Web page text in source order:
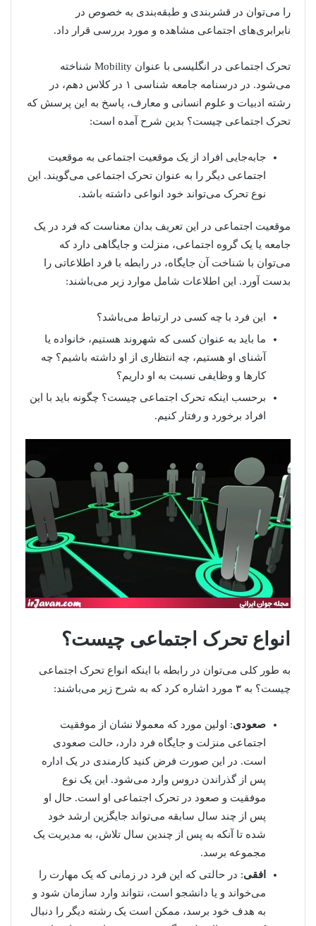
را می‌توان در قشربندی و طبقه‌بندی به خصوص در
نابرابری‌های اجتماعی مشاهده و مورد بررسی قرار داد.
تحرک اجتماعی در انگلیسی با عنوان Mobility شناخته
می‌شود. در درسنامه جامعه شناسی ۱ در کلاس دهم، در
رشته ادبیات و علوم انسانی و معارف، پاسخ به این پرسش که
تحرک اجتماعی چیست؟ بدین شرح آمده است:
جابه‌جایی افراد از یک موقعیت اجتماعی به موقعیت
اجتماعی دیگر را به عنوان تحرک اجتماعی می‌گویند. این
نوع تحرک می‌تواند خود انواعی داشته باشد.
موقعیت اجتماعی در این تعریف بدان معناست که فرد در یک
جامعه یا یک گروه اجتماعی، منزلت و جایگاهی دارد که
می‌توان با شناخت آن جایگاه، در رابطه با فرد اطلاعاتی را
بدست آورد. این اطلاعات شامل موارد زیر می‌باشند:
این فرد با چه کسی در ارتباط می‌باشد؟
ما باید به عنوان کسی که شهروند هستیم، خانواده یا
آشنای او هستیم، چه انتظاری از او داشته باشیم؟ چه
کارها و وظایفی نسبت به او داریم؟
برحسب اینکه تحرک اجتماعی چیست؟ چگونه باید با این
افراد برخورد و رفتار کنیم.
انواع تحرک اجتماعی چیست؟
به طور کلی می‌توان در رابطه با اینکه انواع تحرک اجتماعی
چیست؟ به ۳ مورد اشاره کرد که به شرح زیر می‌باشند:
صعودی: اولین مورد که معمولا نشان از موفقیت
اجتماعی منزلت و جایگاه فرد دارد، حالت صعودی
است. در این صورت فرض کنید کارمندی در یک اداره
پس از گذراندن دروس وارد می‌شود. این یک نوع
موفقیت و صعود در تحرک اجتماعی او است. حال او
پس از چند سال سابقه می‌تواند جایگزین ارشد خود
شده تا آنکه به پس از چندین سال تلاش، به مدیریت یک
مجموعه برسد.
افقی: در حالتی که این فرد در زمانی که یک مهارت را
می‌خواند و یا دانشجو است، نتواند وارد سازمان شود و
به هدف خود برسد، ممکن است یک رشته دیگر را دنبال